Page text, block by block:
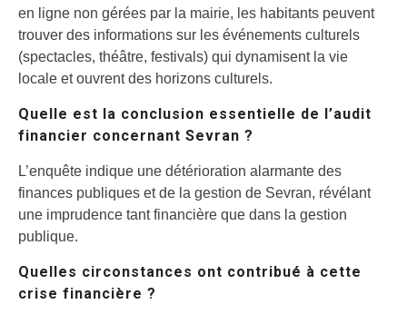
en ligne non gérées par la mairie, les habitants peuvent
trouver des informations sur les événements culturels
(spectacles, théâtre, festivals) qui dynamisent la vie
locale et ouvrent des horizons culturels.
Quelle est la conclusion essentielle de l’audit
financier concernant Sevran ?
L’enquête indique une détérioration alarmante des
finances publiques et de la gestion de Sevran, révélant
une imprudence tant financière que dans la gestion
publique.
Quelles circonstances ont contribué à cette
crise financière ?